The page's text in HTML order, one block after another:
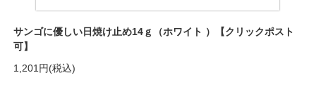
サンゴに優しい日焼け止め14ｇ（ホワイト ）【クリックポスト
可】
1,201円(税込)